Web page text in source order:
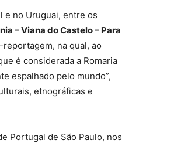
e no Uruguai, entre os
– Viana do Castelo – Para
na qual, ao
é considerada a Romaria
espalhado pelo mundo”,
etnográficas e
Portugal de São Paulo, nos